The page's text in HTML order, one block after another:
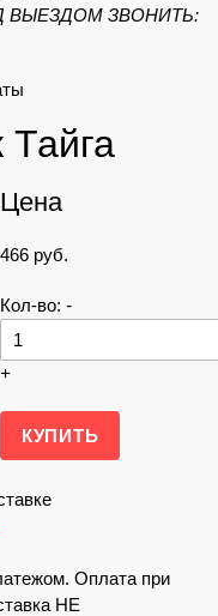
ВЫЕЗДОМ ЗВОНИТЬ:
Тайга
Цена
466 руб.
Кол-во: -
+
Оплата при
НЕ